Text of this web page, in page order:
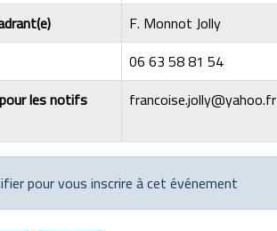
F. Monnot Jolly
06 63 58 81 54
les notifs
francoise.jolly@yahoo.fr
pour vous inscrire à cet événement